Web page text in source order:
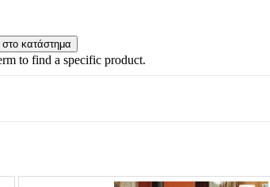
to find a specific product.